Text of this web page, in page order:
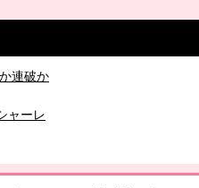
連破か
ャーレ
ない